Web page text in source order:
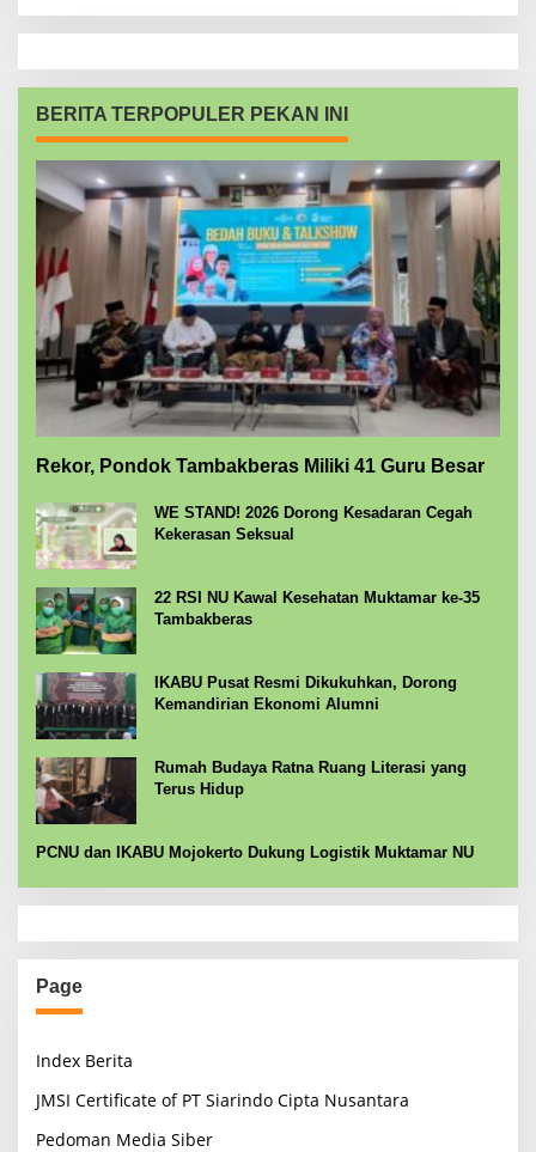
BERITA TERPOPULER PEKAN INI
Rekor, Pondok Tambakberas Miliki 41 Guru Besar
WE STAND! 2026 Dorong Kesadaran Cegah
Kekerasan Seksual
22 RSI NU Kawal Kesehatan Muktamar ke-35
Tambakberas
IKABU Pusat Resmi Dikukuhkan, Dorong
Kemandirian Ekonomi Alumni
Rumah Budaya Ratna Ruang Literasi yang
Terus Hidup
PCNU dan IKABU Mojokerto Dukung Logistik Muktamar NU
Page
Index Berita
JMSI Certificate of PT Siarindo Cipta Nusantara
Pedoman Media Siber